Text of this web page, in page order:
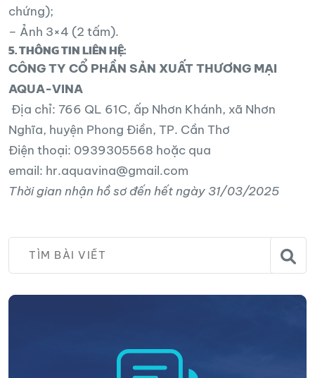
chứng);
– Ảnh 3×4 (2 tấm).
5. THÔNG TIN LIÊN HỆ:
CÔNG TY CỔ PHẦN SẢN XUẤT THƯƠNG MẠI
AQUA-VINA
Địa chỉ: 766 QL 61C, ấp Nhơn Khánh, xã Nhơn
Nghĩa, huyện Phong Điền, TP. Cần Thơ
Điện thoại: 0939305568 hoặc qua
email: hr.aquavina@gmail.com
Thời gian nhận hồ sơ đến hết ngày 31/03/2025